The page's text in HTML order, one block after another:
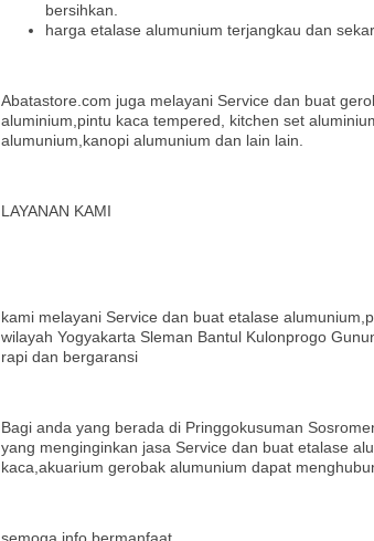
bersihkan.
harga etalase alumunium terjangkau dan
Abatastore.com juga melayani Service dan buat
aluminium,pintu kaca tempered, kitchen set
alumunium,kanopi alumunium dan lain lain.
LAYANAN KAMI
kami melayani Service dan buat etalase
wilayah Yogyakarta Sleman Bantul Kulonprogo
rapi dan bergaransi
Bagi anda yang berada di Pringgokusuman
yang menginginkan jasa Service dan buat etalase
kaca,akuarium gerobak alumunium dapat